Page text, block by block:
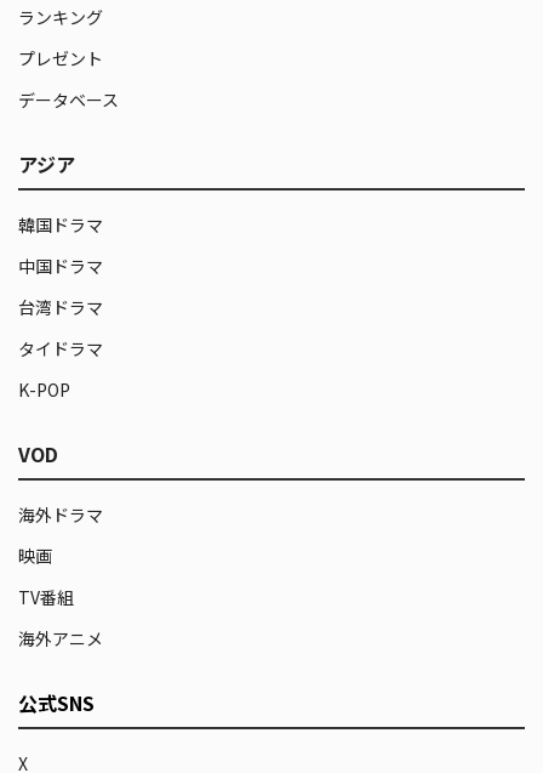
ランキング
プレゼント
データベース
アジア
韓国ドラマ
中国ドラマ
台湾ドラマ
タイドラマ
K-POP
VOD
海外ドラマ
映画
TV番組
海外アニメ
公式SNS
X